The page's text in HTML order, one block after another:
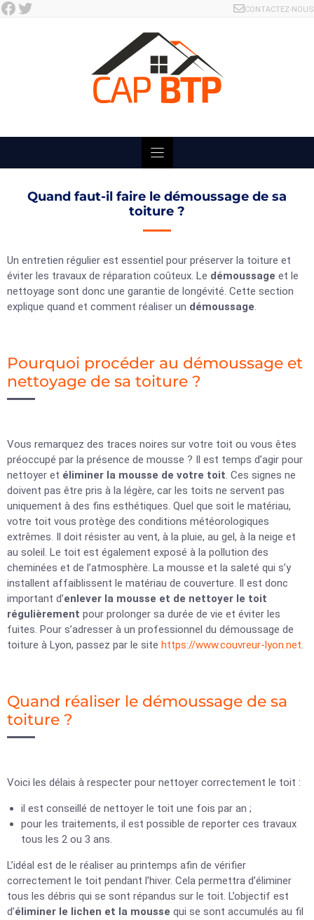
Skip
Facebook Twitter CONTACTEZ-NOUS
Quand faut-il faire le démoussage de sa
toiture ?
Un entretien régulier est essentiel pour préserver la toiture et
éviter les travaux de réparation coûteux. Le démoussage et le
nettoyage sont donc une garantie de longévité. Cette section
explique quand et comment réaliser un démoussage.
Pourquoi procéder au démoussage et
nettoyage de sa toiture ?
Vous remarquez des traces noires sur votre toit ou vous êtes
préoccupé par la présence de mousse ? Il est temps d’agir pour
nettoyer et éliminer la mousse de votre toit. Ces signes ne
doivent pas être pris à la légère, car les toits ne servent pas
uniquement à des fins esthétiques. Quel que soit le matériau,
votre toit vous protège des conditions météorologiques
extrêmes. Il doit résister au vent, à la pluie, au gel, à la neige et
au soleil. Le toit est également exposé à la pollution des
cheminées et de l’atmosphère. La mousse et la saleté qui s’y
installent affaiblissent le matériau de couverture. Il est donc
important d’enlever la mousse et de nettoyer le toit
régulièrement pour prolonger sa durée de vie et éviter les
fuites. Pour s’adresser à un professionnel du démoussage de
toiture à Lyon, passez par le site https://www.couvreur-lyon.net.
Quand réaliser le démoussage de sa
toiture ?
Voici les délais à respecter pour nettoyer correctement le toit :
il est conseillé de nettoyer le toit une fois par an ;
pour les traitements, il est possible de reporter ces travaux
tous les 2 ou 3 ans.
L’idéal est de le réaliser au printemps afin de vérifier
correctement le toit pendant l’hiver. Cela permettra d’éliminer
tous les débris qui se sont répandus sur le toit. L’objectif est
d’éliminer le lichen et la mousse qui se sont accumulés au fil